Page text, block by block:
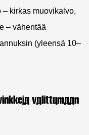
kirkas muovikalvo,
– vähentää
(yleensä 10–
välittömään